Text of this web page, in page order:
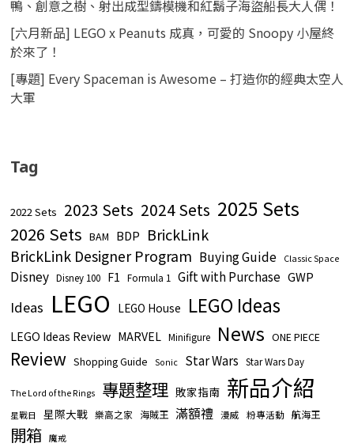
鴨、創意之樹、射出成型鑄模機和紅鬍子海盜船長大人偶！
[六月新品] LEGO x Peanuts 成真，可愛的 Snoopy 小屋終
於來了！
[專題] Every Spaceman is Awesome – 打造你的經典太空人
大軍
Tag
2022 Sets 2023 Sets 2024 Sets 2025 Sets
2026 Sets BAM BDP BrickLink
BrickLink Designer Program Buying Guide Classic Space
Disney Disney 100 F1 Formula 1 Gift with Purchase GWP
Ideas LEGO LEGO House LEGO Ideas
LEGO Ideas Review MARVEL Minifigure News ONE PIECE
Review Shopping Guide Sonic Star Wars Star Wars Day
The Lord of the Rings 專題整理 敗家指南 新品介紹
星戰日 星際大戰 樂高之家 海賊王 滿額禮 漫威 粉專活動 航海王
開箱 魔戒